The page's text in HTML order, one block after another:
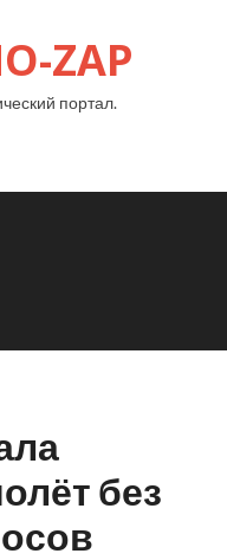
ZAP
портал.
без